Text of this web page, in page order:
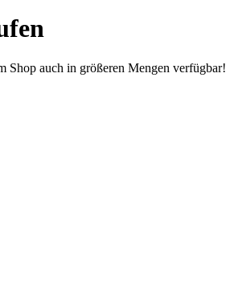
Shop auch in größeren Mengen verfügbar!